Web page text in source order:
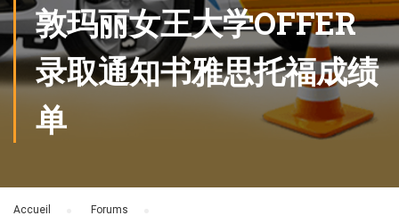
敦玛丽女王大学OFFER
录取通知书雅思托福成绩
单
Accueil Forums